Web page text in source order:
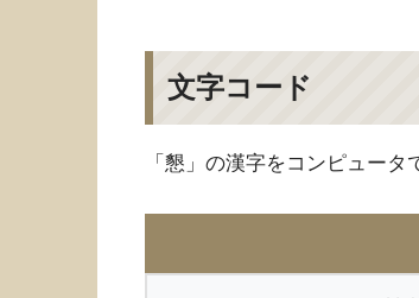
文字コード
「懇」の漢字をコンピュー